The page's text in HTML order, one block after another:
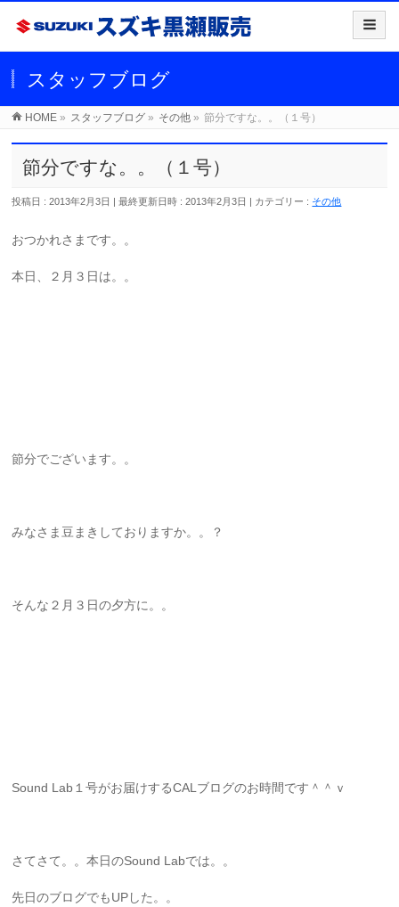
スタッフブログ
HOME » スタッフブログ » その他 » 節分ですな。。（１号）
節分ですな。。（１号）
投稿日 : 2013年2月3日 最終更新日時 : 2013年2月3日 カテゴリー : その他
おつかれさまです。。
本日、２月３日は。。
節分でございます。。
みなさま豆まきしておりますか。。？
そんな２月３日の夕方に。。
Sound Lab１号がお届けするCALブログのお時間です＾＾ｖ
さてさて。。本日のSound Labでは。。
先日のブログでもUPした。。